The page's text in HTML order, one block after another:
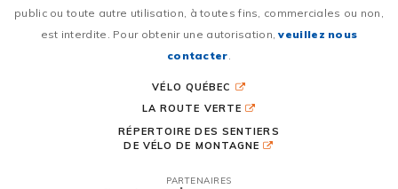
public ou toute autre utilisation, à toutes fins, commerciales ou non,
est interdite. Pour obtenir une autorisation,veuillez nous
contacter.
VÉLO QUÉBEC
LA ROUTE VERTE
RÉPERTOIRE DES SENTIERS
DE VÉLO DE MONTAGNE
PARTENAIRES